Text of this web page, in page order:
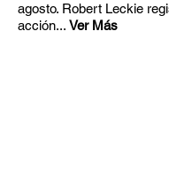
agosto. Robert Leckie
acción... Ver Más